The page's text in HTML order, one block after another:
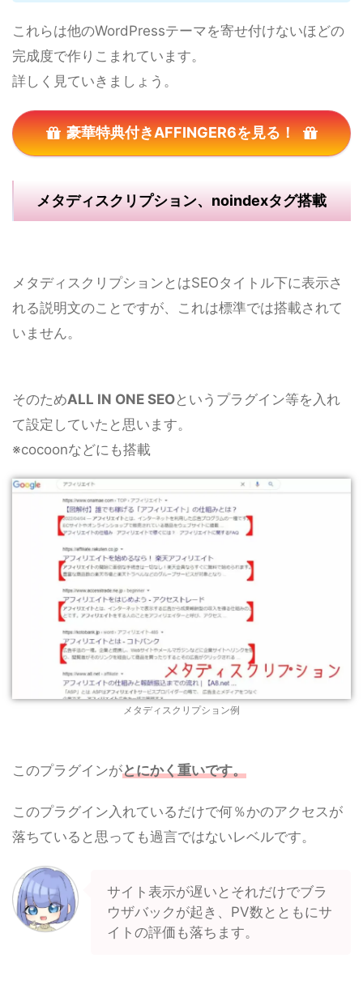
これらは他のWordPressテーマを寄せ付けないほどの
完成度で作りこまれています。
詳しく見ていきましょう。
豪華特典付きAFFINGER6を見る！
メタディスクリプション、noindexタグ搭載
メタディスクリプションとはSEOタイトル下に表示さ
れる説明文のことですが、これは標準では搭載されて
いません。
そのためALL IN ONE SEOというプラグイン等を入れ
て設定していたと思います。
※cocoonなどにも搭載
メタディスクリプション例
このプラグインがとにかく重いです。
このプラグイン入れているだけで何％かのアクセスが
落ちていると思っても過言ではないレベルです。
サイト表示が遅いとそれだけでブラ
ウザバックが起き、PV数とともにサ
イトの評価も落ちます。